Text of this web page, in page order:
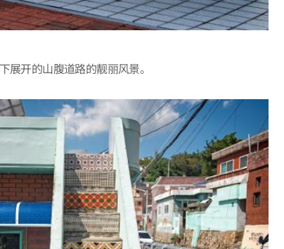
开的山腹道路的靓丽风景。